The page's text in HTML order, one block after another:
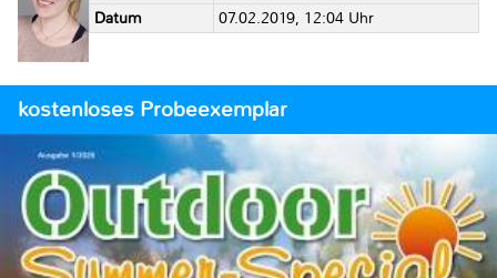
Datum
07.02.2019, 12:04 Uhr
kostenloses Probeexemplar